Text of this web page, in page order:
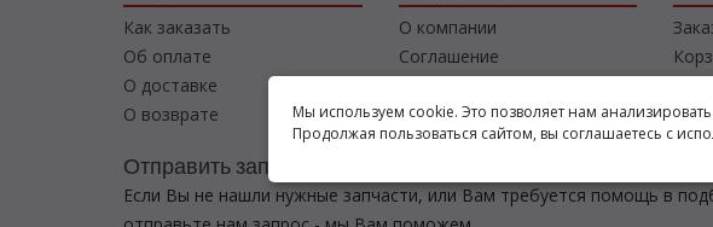
Как заказать
Об оплате
О доставке
О возврате
О компании
Соглашение
Отправить запрос
Если Вы не нашли нужные запчасти, или Вам требуется помощь в
Мы используем cookie. Это позволяет нам
Продолжая пользоваться сайтом, вы соглашаетесь с